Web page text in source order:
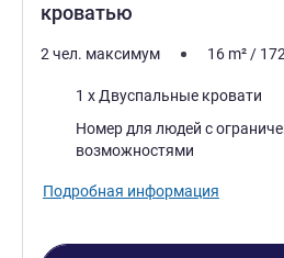
кроватью
2 чел. максимум 16 m²/
Постель1 x Двуспальные кровати
Номер для людей с
возможностями
Подробная информация